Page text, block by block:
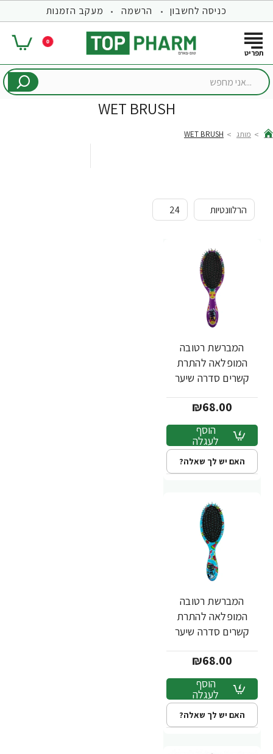
כניסה לחשבון הרשמה מעקב הזמנות
0
...אני
WET BRUSH
מותג WET BRUSH
המברשת רטובה
המופלאה להתרת
קשרים סדרה שיער
מבית Wet Brush₪68.00
הוסף
לעגלה
האם יש לך שאלה?
המברשת רטובה
המופלאה להתרת
קשרים סדרה שיער
מבית Wet Brush₪68.00
הוסף
לעגלה
האם יש לך שאלה?